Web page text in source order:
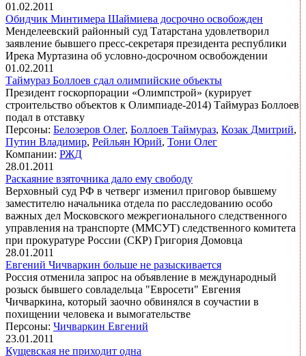
01.02.2011
Обидчик Минтимера Шаймиева досрочно освобожден
Менделеевский районный суд Татарстана удовлетворил
заявление бывшего пресс-секретаря президента республики
Ирека Муртазина об условно-досрочном освобождении
01.02.2011
Таймураз Боллоев сдал олимпийские объекты
Президент госкорпорации «Олимпстрой» (курирует
строительство объектов к Олимпиаде-2014) Таймураз Боллоев
подал в отставку
Персоны: Белозеров Олег, Боллоев Таймураз, Козак Дмитрий,
Путин Владимир, Рейльян Юрий, Тони Олег
Компании: РЖД
28.01.2011
Раскаяние взяточника дало ему свободу
Верховный суд РФ в четверг изменил приговор бывшему
заместителю начальника отдела по расследованию особо
важных дел Московского межрегионального следственного
управления на транспорте (ММСУТ) следственного комитета
при прокуратуре России (СКР) Григория Домовца
28.01.2011
Евгений Чичваркин больше не разыскивается
Россия отменила запрос на объявление в международный
розыск бывшего совладельца "Евросети" Евгения
Чичваркина, который заочно обвинялся в соучастии в
похищении человека и вымогательстве
Персоны: Чичваркин Евгений
23.01.2011
Кущевская не приходит одна